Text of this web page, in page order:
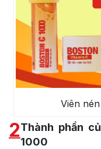
Viên
2Thành phần
1000